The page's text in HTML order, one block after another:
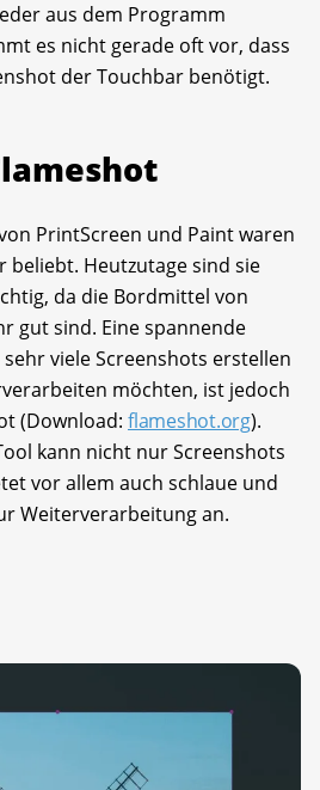
aus dem Programm
es nicht gerade oft vor, dass
der Touchbar benötigt.
PrintScreen und Paint waren
beliebt. Heutzutage sind sie
da die Bordmittel von
gut sind. Eine spannende
viele Screenshots erstellen
möchten, ist jedoch
(Download: flameshot.org).
kann nicht nur Screenshots
vor allem auch schlaue und
Weiterverarbeitung an.